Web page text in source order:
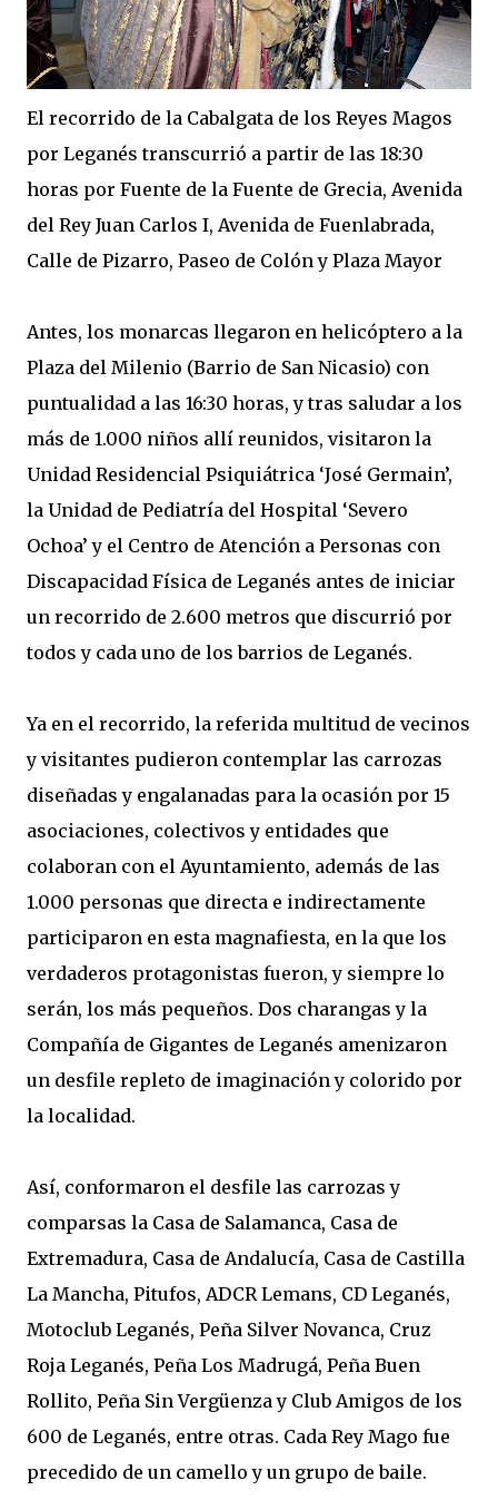
El recorrido de la Cabalgata de los Reyes Magos
por Leganés transcurrió a partir de las 18:30
horas por Fuente de la Fuente de Grecia, Avenida
del Rey Juan Carlos I, Avenida de Fuenlabrada,
Calle de Pizarro, Paseo de Colón y Plaza Mayor
Antes, los monarcas llegaron en helicóptero a la
Plaza del Milenio (Barrio de San Nicasio) con
puntualidad a las 16:30 horas, y tras saludar a los
más de 1.000 niños allí reunidos, visitaron la
Unidad Residencial Psiquiátrica ‘José Germain’,
la Unidad de Pediatría del Hospital ‘Severo
Ochoa’ y el Centro de Atención a Personas con
Discapacidad Física de Leganés antes de iniciar
un recorrido de 2.600 metros que discurrió por
todos y cada uno de los barrios de Leganés.
Ya en el recorrido, la referida multitud de vecinos
y visitantes pudieron contemplar las carrozas
diseñadas y engalanadas para la ocasión por 15
asociaciones, colectivos y entidades que
colaboran con el Ayuntamiento, además de las
1.000 personas que directa e indirectamente
participaron en esta magnafiesta, en la que los
verdaderos protagonistas fueron, y siempre lo
serán, los más pequeños. Dos charangas y la
Compañía de Gigantes de Leganés amenizaron
un desfile repleto de imaginación y colorido por
la localidad.
Así, conformaron el desfile las carrozas y
comparsas la Casa de Salamanca, Casa de
Extremadura, Casa de Andalucía, Casa de Castilla
La Mancha, Pitufos, ADCR Lemans, CD Leganés,
Motoclub Leganés, Peña Silver Novanca, Cruz
Roja Leganés, Peña Los Madrugá, Peña Buen
Rollito, Peña Sin Vergüenza y Club Amigos de los
600 de Leganés, entre otras. Cada Rey Mago fue
precedido de un camello y un grupo de baile.